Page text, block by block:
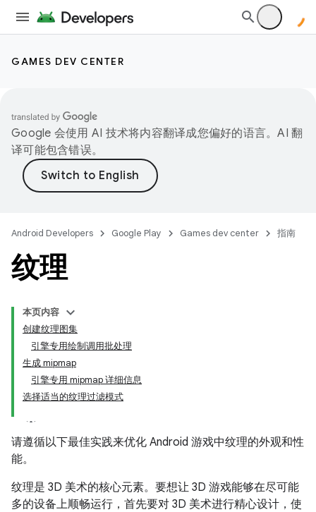
GAMES DEV CENTER
Google 会使用 AI 技术将内容翻译成您偏好的语言。AI 翻
译可能包含错误。
Android Developers Google Play Games dev center 指南
纹理
本页内容
创建纹理图集
引擎专用绘制调用批处理
生成 mipmap
引擎专用 mipmap 详细信息
选择适当的纹理过滤模式
请遵循以下最佳实践来优化 Android 游戏中纹理的外观和性
能。
纹理是 3D 美术的核心元素。要想让 3D 游戏能够在尽可能
多的设备上顺畅运行，首先要对 3D 美术进行精心设计，使